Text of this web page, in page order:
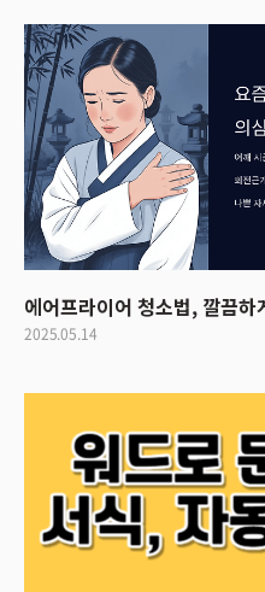
에어프라이어 청소법, 깔끔
2025.05.14